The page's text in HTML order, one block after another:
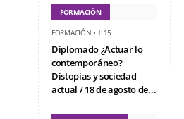
FORMACIÓN
FORMACIÓN • 15
Diplomado ¿Actuar lo
contemporáneo?
Distopías y sociedad
actual / 18 de agosto de...